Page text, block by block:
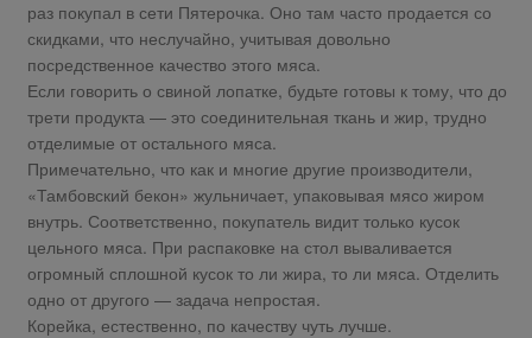
раз покупал в сети Пятерочка. Оно там часто продается со
скидками, что неслучайно, учитывая довольно
посредственное качество этого мяса.
Если говорить о свиной лопатке, будьте готовы к тому, что до
трети продукта — это соединительная ткань и жир, трудно
отделимые от остального мяса.
Примечательно, что как и многие другие производители,
«Тамбовский бекон» жульничает, упаковывая мясо жиром
внутрь. Соответственно, покупатель видит только кусок
цельного мяса. При распаковке на стол вываливается
огромный сплошной кусок то ли жира, то ли мяса. Отделить
одно от другого — задача непростая.
Корейка, естественно, по качеству чуть лучше.